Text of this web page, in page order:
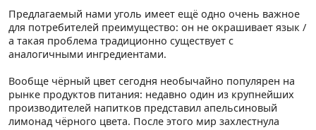
Предлагаемый нами уголь имеет ещё одно очень важное
для потребителей преимущество: он не окрашивает язык /
а такая проблема традиционно существует с
аналогичными ингредиентами.
Вообще чёрный цвет сегодня необычайно популярен на
рынке продуктов питания: недавно один из крупнейших
производителей напитков представил апельсиновый
лимонад чёрного цвета. После этого мир захлестнула